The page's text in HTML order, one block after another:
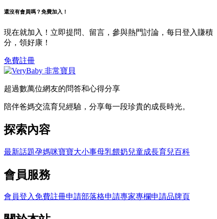
還沒有會員嗎？免費加入！
現在就加入！立即提問、留言，參與熱門討論，每日登入賺積
分，領好康！
免費註冊
超過數萬位網友的問答和心得分享
陪伴爸媽交流育兒經驗，分享每一段珍貴的成長時光。
探索內容
最新話題孕媽咪寶寶大小事母乳餵奶兒童成長育兒百科
會員服務
會員登入免費註冊申請部落格申請專家專欄申請品牌頁